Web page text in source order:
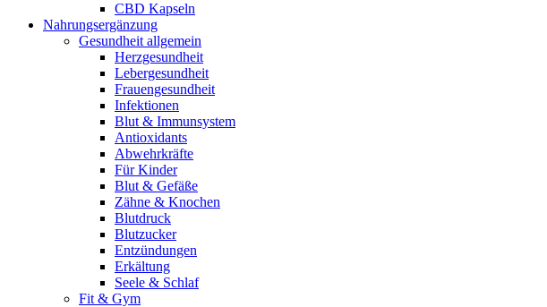
CBD Kapseln
Nahrungsergänzung
Gesundheit allgemein
Herzgesundheit
Lebergesundheit
Frauengesundheit
Infektionen
Blut & Immunsystem
Antioxidants
Abwehrkräfte
Für Kinder
Blut & Gefäße
Zähne & Knochen
Blutdruck
Blutzucker
Entzündungen
Erkältung
Seele & Schlaf
Fit & Gym